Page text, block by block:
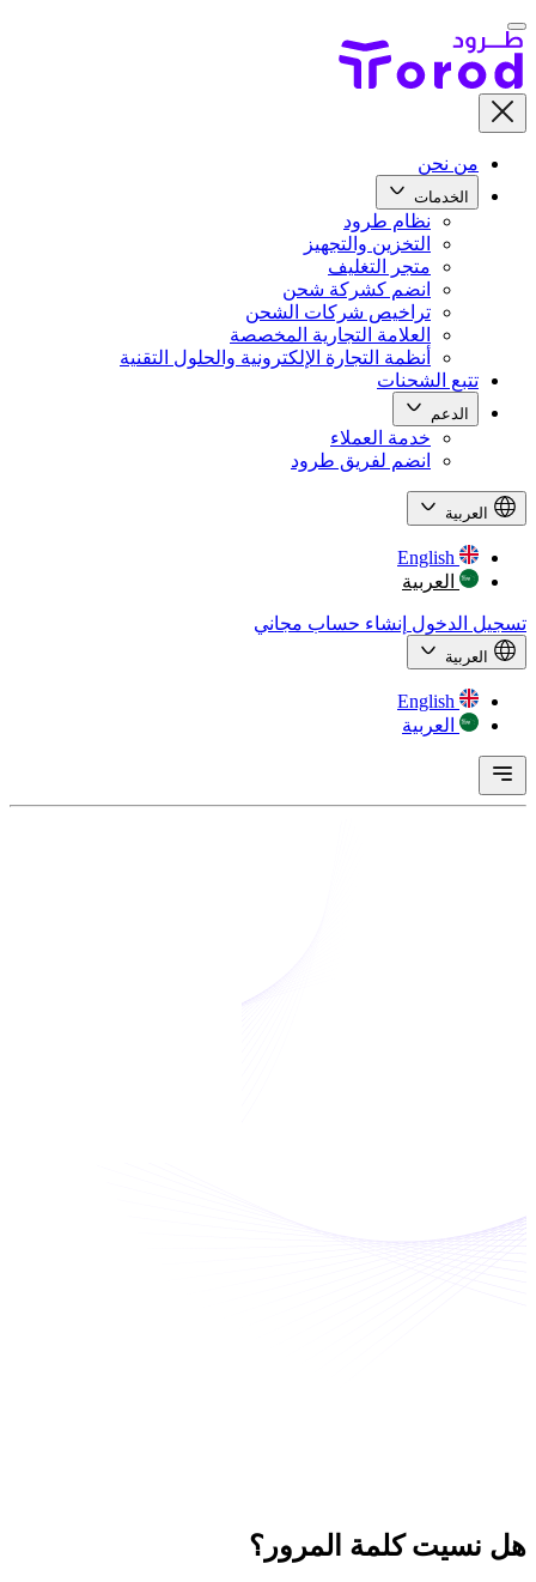
من نحن
الخدمات
نظام طرود
التخزين والتجهيز
متجر التغليف
انضم كشركة شحن
تراخيص شركات الشحن
العلامة التجارية المخصصة
أنظمة التجارة الإلكترونية والحلول التقنية
تتبع الشحنات
الدعم
خدمة العملاء
انضم لفريق طرود
العربية
English
العربية
تسجيل الدخول إنشاء حساب مجاني
العربية
English
العربية
هل نسيتكلمة المرور؟